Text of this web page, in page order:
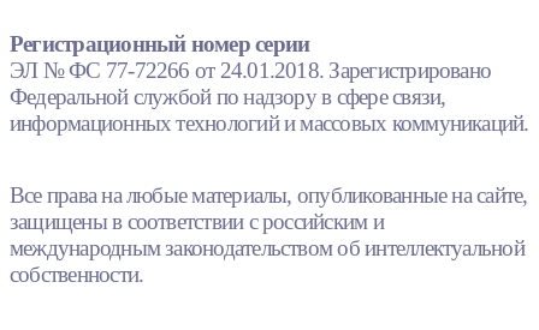
Регистрационный номер серии
ЭЛ № ФС 77-72266 от 24.01.2018. Зарегистрировано
Федеральной службой по надзору в сфере связи,
информационных технологий и массовых коммуникаций.
Все права на любые материалы, опубликованные на сайте,
защищены в соответствии с российским и
международным законодательством об интеллектуальной
собственности.